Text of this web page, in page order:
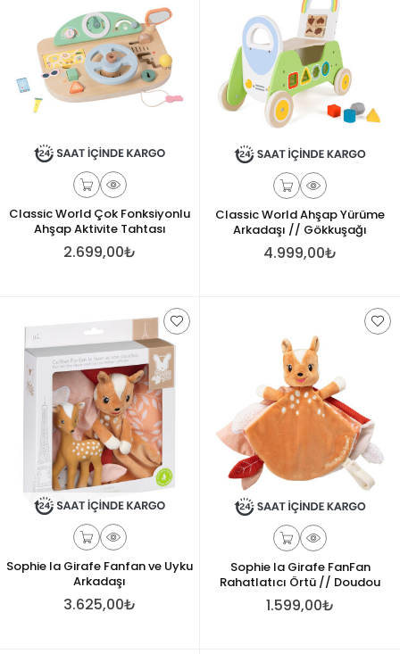
Classic World Çok Fonksiyonlu
Ahşap Aktivite Tahtası
2.699,00₺
Classic World Ahşap Yürüme
Arkadaşı // Gökkuşağı
4.999,00₺
Sophie la Girafe Fanfan ve Uyku
Arkadaşı
3.625,00₺
Sophie la Girafe FanFan
Rahatlatıcı Örtü // Doudou
1.599,00₺